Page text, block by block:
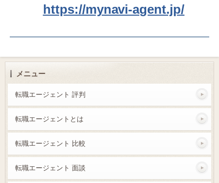
https://mynavi-agent.jp/
メニュー
転職エージェント 評判
転職エージェントとは
転職エージェント 比較
転職エージェント 面談